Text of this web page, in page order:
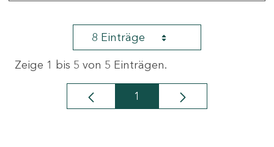
8 Einträge
Zeige 1 bis 5 von 5 Einträgen.
Seite
1